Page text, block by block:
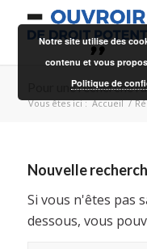
Pour une recherche
Vous êtes ici : Accueil /
Nouvelle
Si vous n'êtes pas
dessous, vous
Notre site utilise des
contenu et vous
Politique de